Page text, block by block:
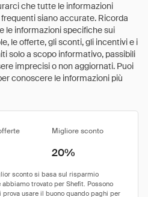
che tutte le informazioni
siano accurate. Ricorda
le informazioni specifiche sui
le offerte, gli sconti, gli incentivi e i
solo a scopo informativo, passibili
imprecisi o non aggiornati. Puoi
conoscere le informazioni più
Migliore sconto
20%